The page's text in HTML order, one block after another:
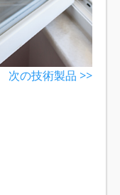
次の技術製品 >>